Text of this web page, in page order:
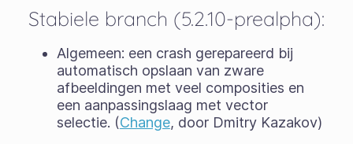
Stabiele branch (5.2.10-prealpha):
Algemeen: een crash gerepareerd bij
automatisch opslaan van zware
afbeeldingen met veel composities en
een aanpassingslaag met vector
selectie. (Change, door Dmitry Kazakov)